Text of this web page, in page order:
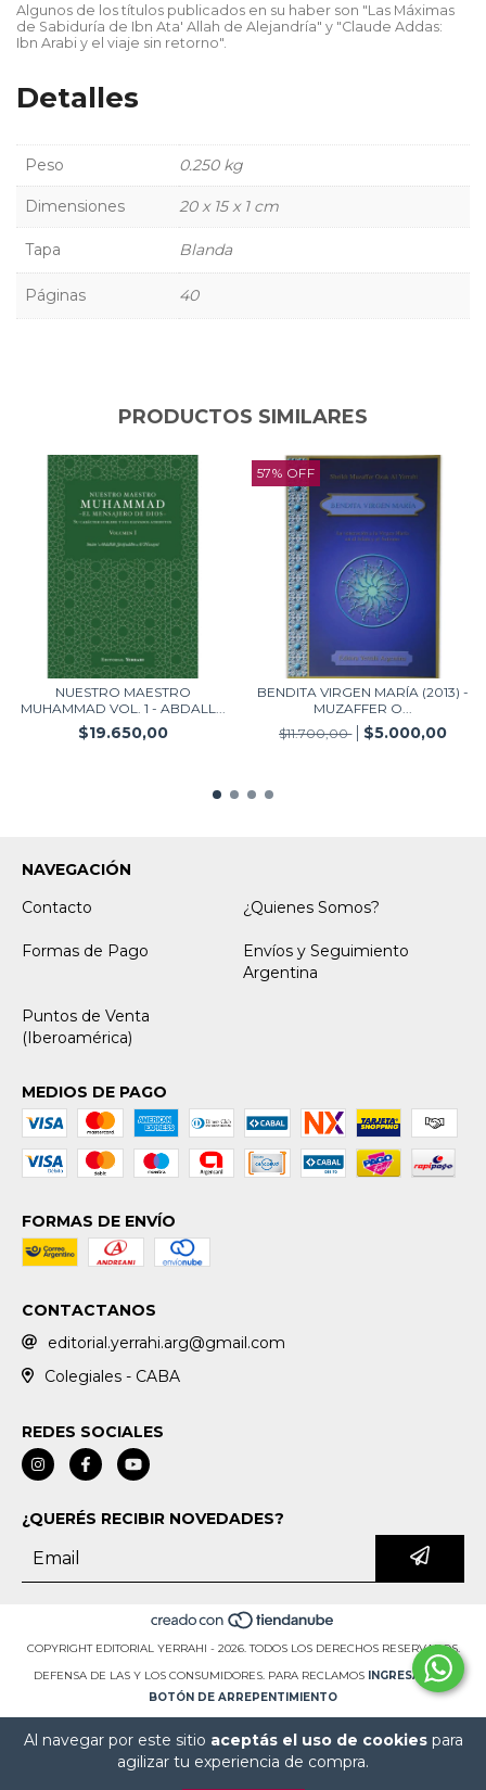
Al navegar por este sitio aceptás el uso de cookiespara
agilizar tu experiencia de compra.
Algunos de los títulos publicados en su haber son "Las Máximas
de Sabiduría de Ibn Ata' Allah de Alejandría" y "Claude Addas:
Ibn Arabi y el viaje sin retorno".
Detalles
Peso 0.250 kg
Dimensiones 20 x 15 x 1 cm
Tapa Blanda
Páginas 40
PRODUCTOS SIMILARES
NUESTRO MAESTRO
MUHAMMAD VOL. 1 - ABDALL...
$19.650,00
57% OFF
BENDITA VIRGEN MARÍA (2013) -
MUZAFFER O...
$11.700,00
$5.000,00
NAVEGACIÓN
Contacto
¿Quienes Somos?
Formas de Pago
Envíos y Seguimiento
Argentina
Puntos de Venta
(Iberoamérica)
MEDIOS DE PAGO
FORMAS DE ENVÍO
CONTACTANOS
editorial.yerrahi.arg@gmail.com
Colegiales - CABA
REDES SOCIALES
¿QUERÉS RECIBIR NOVEDADES?
COPYRIGHT EDITORIAL YERRAHI - 2026. TODOS LOS DERECHOS RESERVADOS.
DEFENSA DE LAS Y LOS CONSUMIDORES. PARA RECLAMOS
INGRESÁ ACÁ.
BOTÓN DE ARREPENTIMIENTO